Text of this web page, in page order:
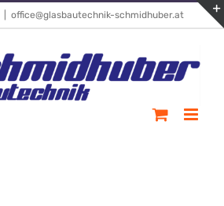
office@glasbautechnik-schmidhuber.at